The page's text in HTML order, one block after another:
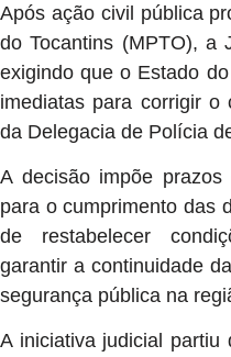
Após ação civil pública
do Tocantins (MPTO), a
exigindo que o Estado
imediatas para corrigir o
da Delegacia de Polícia
A decisão impõe
para o cumprimento das
de restabelecer
garantir a continuidade
segurança pública na
A iniciativa judicial partiu